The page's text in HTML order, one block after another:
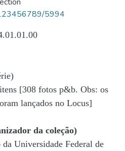
5994
[308 fotos p&b. Obs: os
lançados no Locus]
da coleção)
Universidade Federal de